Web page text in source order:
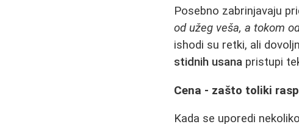
Posebno zabrinjavaju
od užeg veša, a tokom
ishodi su retki, ali
stidnih usana pristupi
Cena - zašto toliki
Kada se uporedi